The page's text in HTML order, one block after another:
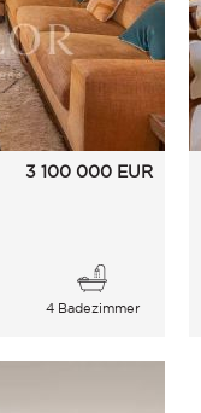
3 100 000 EUR
4 Badezimmer